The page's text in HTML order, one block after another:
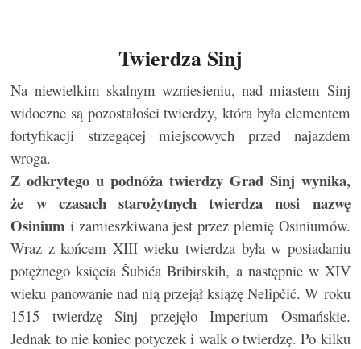
Twierdza Sinj
Na niewielkim skalnym wzniesieniu, nad miastem Sinj
widoczne są pozostałości twierdzy, która była elementem
fortyfikacji strzegącej miejscowych przed najazdem
wroga.
Z odkrytego u podnóża twierdzy Grad Sinj wynika,
że w czasach starożytnych twierdza nosi nazwę
Osinium i zamieszkiwana jest przez plemię Osiniumów.
Wraz z końcem XIII wieku twierdza była w posiadaniu
potężnego księcia Šubića Bribirskih, a następnie w XIV
wieku panowanie nad nią przejął książę Nelipčić. W roku
1515 twierdzę Sinj przejęło Imperium Osmańskie.
Jednak to nie koniec potyczek i walk o twierdzę. Po kilku